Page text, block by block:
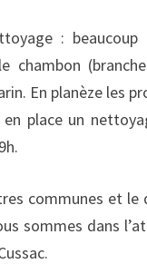
:
chambon
En planèze les
place un
communes et
sommes dans